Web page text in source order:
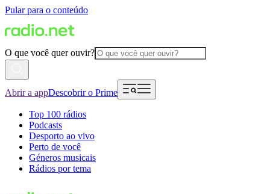
Pular para o conteúdo
O que você quer ouvir?
Abrir a appDescobrir o Prime
Top 100 rádios
Podcasts
Desporto ao vivo
Perto de você
Géneros musicais
Rádios por tema